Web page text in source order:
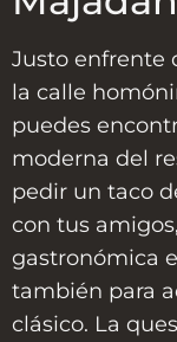
Justo enfrente
la calle
puedes
moderna del
pedir un taco
con tus
gastronómica
también para
clásico. La